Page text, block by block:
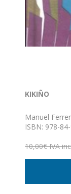
KIKIÑO
Manuel
ISBN: 978-
Nº de
10,00€ IVA